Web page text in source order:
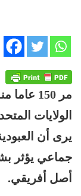
مر 150
الولايات
جماعي يؤثر
أصل أفريقي.